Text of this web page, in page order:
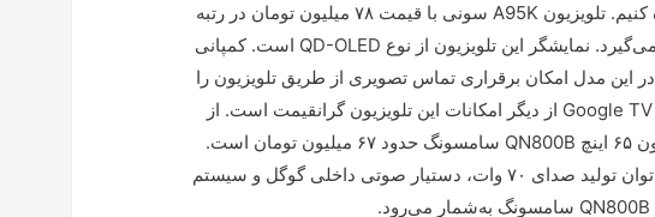
عامل اندروید و دستیار گوگل داخلی اشاره کنیم. تلویزیون A95K سونی با قیمت ۷۸ میلیون تومان در رتبه
دوم گران‌ترین مدل‌های ۶۵ اینچ بازار قرار می‌گیرد. نمایشگر این تلویزیون از نوع QD-OLED است. کمپانی
سونی با قراردادن دوربین BRAVIA CAM در این مدل امکان برقراری تماس تصویری از طریق تلویزیون را
فراهم کرده است. سیستم عامل پیشرفته Google TV از دیگر امکانات این تلویزیون گرانقیمت است. از
دیگر برند‌های موجود در بازار قیمت تلویزیون ۶۵ اینچ QN800B سامسونگ حدود ۶۷ میلیون تومان است.
نمایشگر Neo QLED با وضوح تصویر 8K، توان تولید صدای ۷۰ وات، دستیار صوتی داخلی گوگل و سیستم